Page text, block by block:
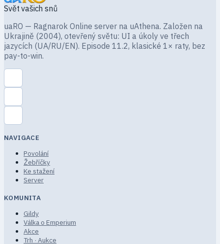
Svět vašich snů
uaRO — Ragnarok Online server na uAthena. Založen na
Ukrajině (2004), otevřený světu: UI a úkoly ve třech
jazycích (UA/RU/EN). Episode 11.2, klasické 1× raty, bez
pay-to-win.
NAVIGACE
Povolání
Žebříčky
Ke stažení
Server
KOMUNITA
Gildy
Válka o Emperium
Akce
Trh · Aukce